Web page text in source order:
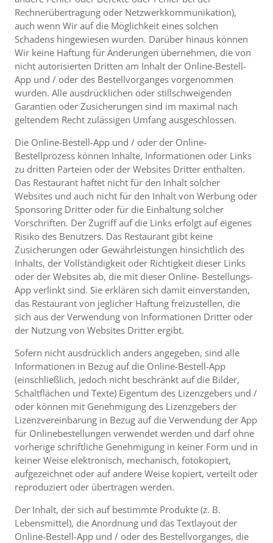
Rechnerübertragung oder Netzwerkkommunikation),
auch wenn Wir auf die Möglichkeit eines solchen
Schadens hingewiesen wurden. Darüber hinaus können
Wir keine Haftung für Änderungen übernehmen, die von
nicht autorisierten Dritten am Inhalt der Online-Bestell-
App und / oder des Bestellvorganges vorgenommen
wurden. Alle ausdrücklichen oder stillschweigenden
Garantien oder Zusicherungen sind im maximal nach
geltendem Recht zulässigen Umfang ausgeschlossen.
Die Online-Bestell-App und / oder der Online-
Bestellprozess können Inhalte, Informationen oder Links
zu dritten Parteien oder der Websites Dritter enthalten.
Das Restaurant haftet nicht für den Inhalt solcher
Websites und auch nicht für den Inhalt von Werbung oder
Sponsoring Dritter oder für die Einhaltung solcher
Vorschriften. Der Zugriff auf die Links erfolgt auf eigenes
Risiko des Benutzers. Das Restaurant gibt keine
Zusicherungen oder Gewährleistungen hinsichtlich des
Inhalts, der Vollständigkeit oder Richtigkeit dieser Links
oder der Websites ab, die mit dieser Online- Bestellungs-
App verlinkt sind. Sie erklären sich damit einverstanden,
das Restaurant von jeglicher Haftung freizustellen, die
sich aus der Verwendung von Informationen Dritter oder
der Nutzung von Websites Dritter ergibt.
Sofern nicht ausdrücklich anders angegeben, sind alle
Informationen in Bezug auf die Online-Bestell-App
(einschließlich, jedoch nicht beschränkt auf die Bilder,
Schaltflächen und Texte) Eigentum des Lizenzgebers und /
oder können mit Genehmigung des Lizenzgebers der
Lizenzvereinbarung in Bezug auf die Verwendung der App
für Onlinebestellungen verwendet werden und darf ohne
vorherige schriftliche Genehmigung in keiner Form und in
keiner Weise elektronisch, mechanisch, fotokopiert,
aufgezeichnet oder auf andere Weise kopiert, verteilt oder
reproduziert oder übertragen werden.
Der Inhalt, der sich auf bestimmte Produkte (z. B.
Lebensmittel), die Anordnung und das Textlayout der
Online-Bestell-App und / oder des Bestellvorganges, die